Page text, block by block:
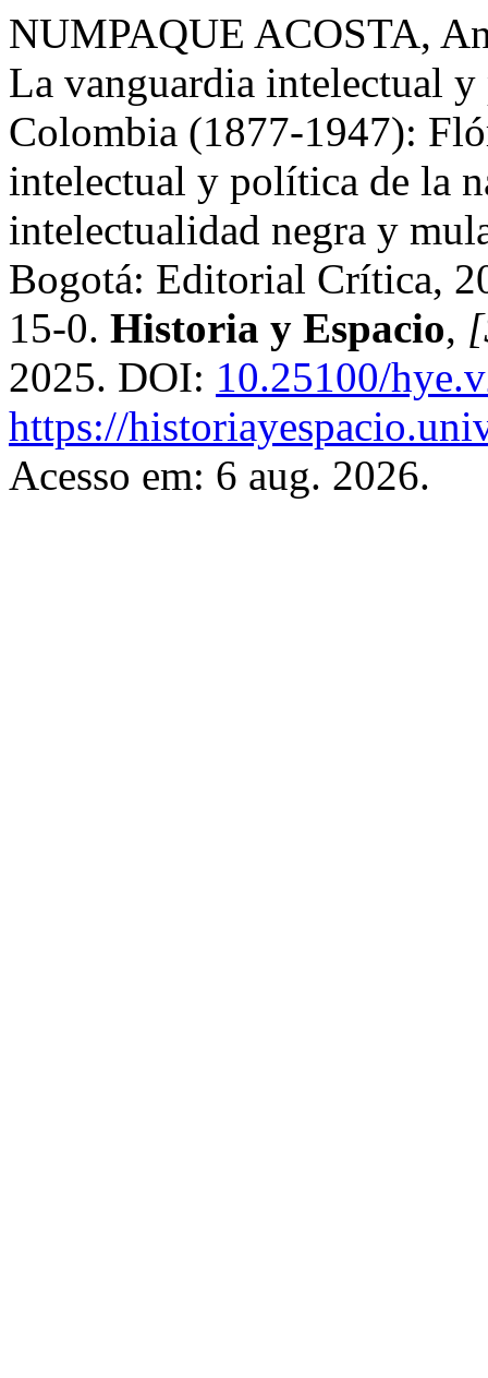
NUMPAQUE ACOSTA,
La vanguardia intelectual
Colombia (1877-1947):
intelectual y política de la
intelectualidad negra y
Bogotá: Editorial Crítica,
15-0. Historia y Espacio,
2025. DOI: 10.25100/
https://
Acesso em: 6 aug. 2026.